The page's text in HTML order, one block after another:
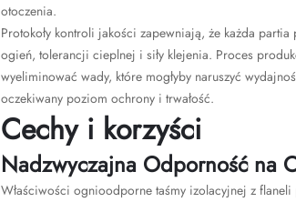
otoczenia.
Protokoły kontroli jakości zapewniają, że każda
ogień, tolerancji cieplnej i siły klejenia. Proces
wyeliminować wady, które mogłyby naruszyć
oczekiwany poziom ochrony i trwałość.
Cechy i korzyści
Nadzwyczajna Odporność na
Właściwości ognioodporne taśmy izolacyjnej z